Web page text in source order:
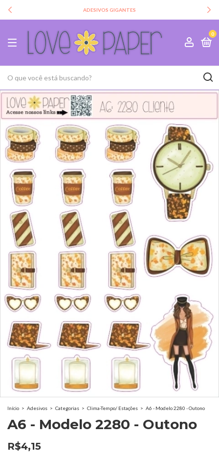
ADESIVOS GIGANTES
0
Início > Adesivos > Categorias > Clima-Tempo/ Estações > A6 - Modelo 2280 - Outono
A6 - Modelo 2280 - Outono
R$4,15